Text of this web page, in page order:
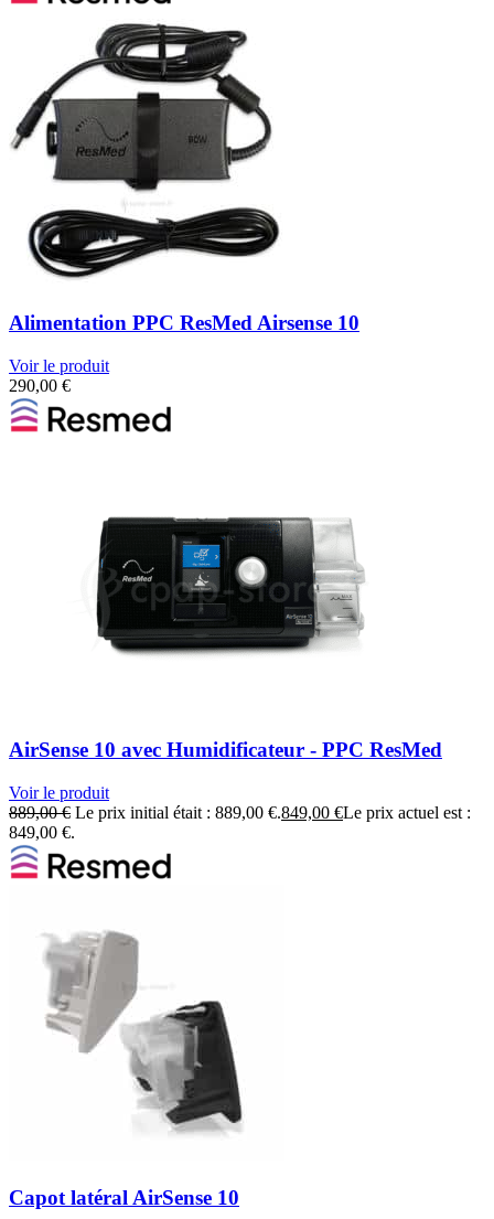
Alimentation PPC ResMed Airsense 10
Voir le produit
290,00 €
AirSense 10 avec Humidificateur - PPC ResMed
Voir le produit
889,00€ Le prix initial était : 889,00 €.849,00 €Le prix actuel est :
849,00 €.
Capot latéral AirSense 10